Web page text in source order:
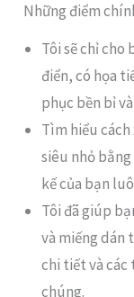
Những điểm
Tôi sẽ chỉ
điển, có họa
phục bền bỉ
Tìm hiểu
siêu nhỏ
kế của bạn
Tôi đã giúp
và miếng dán
chi tiết và các
chúng.